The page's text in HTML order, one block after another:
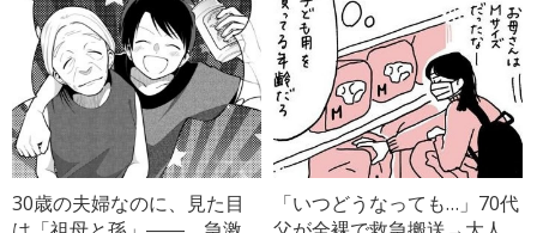
30歳の夫婦なのに、見た目
「いつどうなっても…」70代